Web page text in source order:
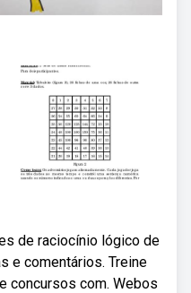
de raciocínio lógico de
e comentários. Treine
concursos com. Webos